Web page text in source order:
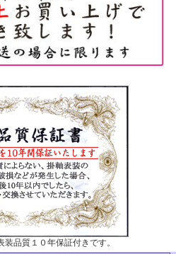
品質１０年保証付きです。